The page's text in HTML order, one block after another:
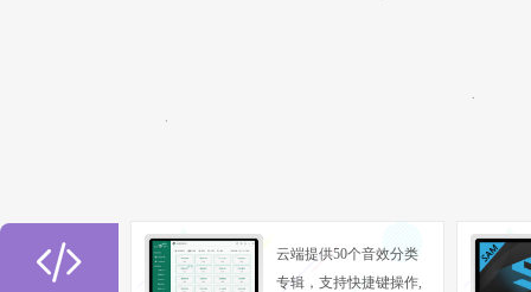

云端提供50个音效分类
专辑，支持快捷键操作,